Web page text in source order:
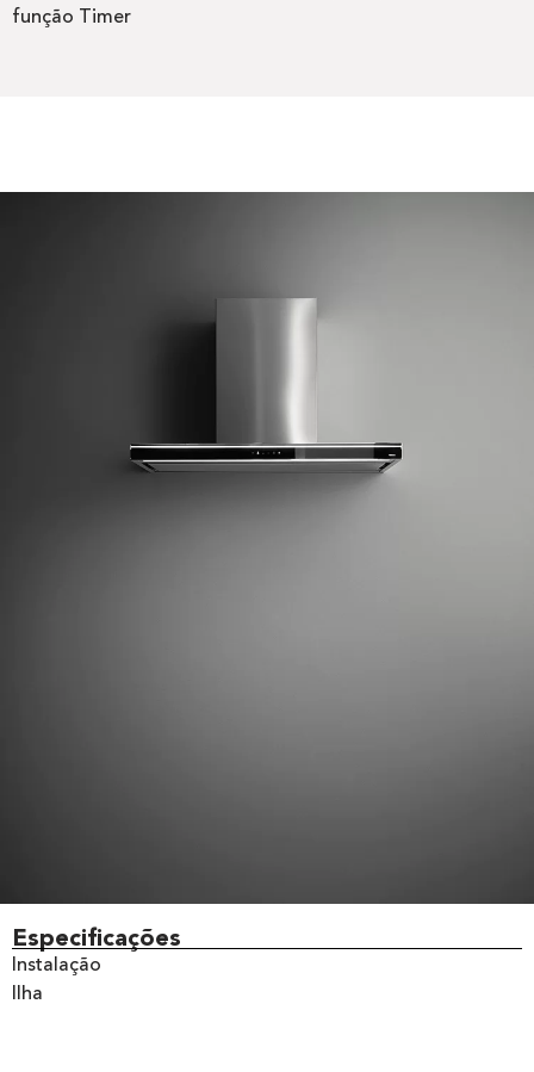
função Timer
Especificações
Instalação
Ilha